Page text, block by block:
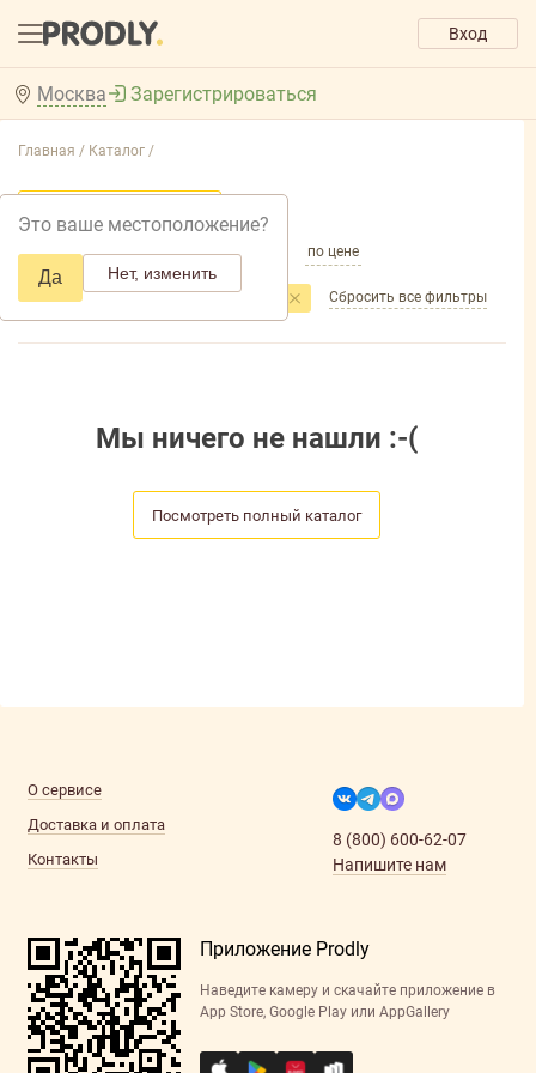
Вход
Москва
Это ваше местоположение?
Да Нет, изменить
Зарегистрироваться
Главная / Каталог /
по популярности по названию по цене
Фильтры Сбросить все фильтры
Мы ничего не нашли :-(
Посмотреть полный каталог
О сервисе
Доставка и оплата
Контакты
8 (800) 600-62-07
Напишите нам
Приложение Prodly
Наведите камеру и скачайте приложение в
App Store, Google Play или AppGallery